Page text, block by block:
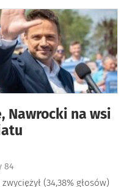
Nawrocki na wsi
84
(34,38% głosów)